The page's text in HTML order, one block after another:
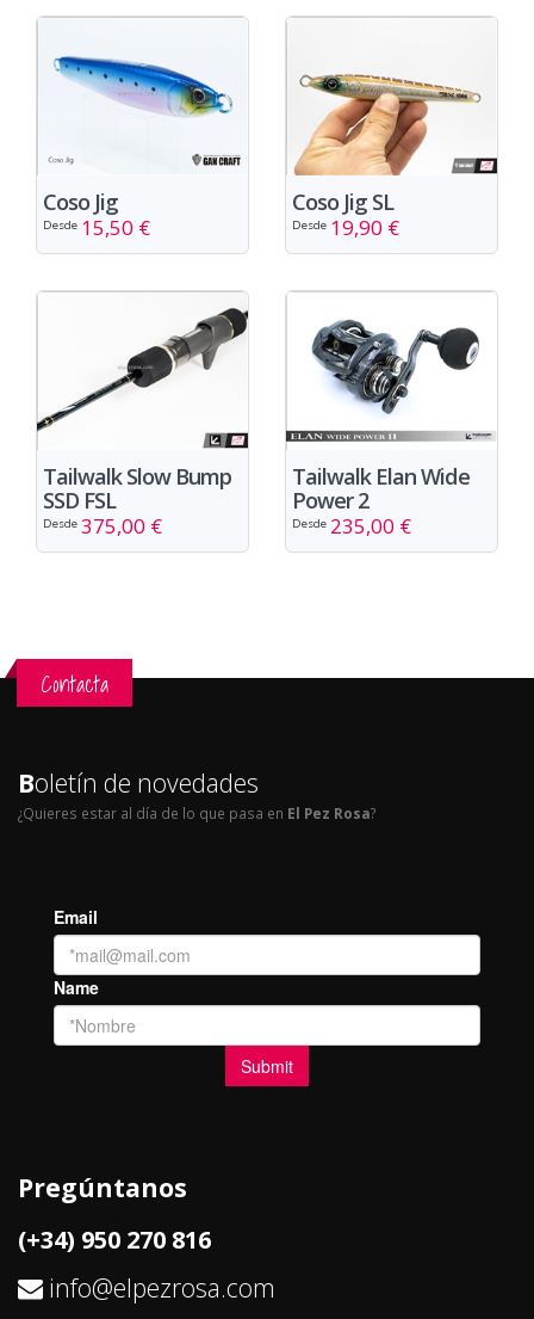
Coso Jig
Desde 15,50 €
Coso Jig SL
Desde 19,90 €
Tailwalk Slow Bump
SSD FSL
Desde 375,00 €
Tailwalk Elan Wide
Power 2
Desde 235,00 €
Contacta
Boletín de novedades
¿Quieres estar al día de lo que pasa en El Pez Rosa?
Pregúntanos
(+34) 950 270 816
info@elpezrosa.com